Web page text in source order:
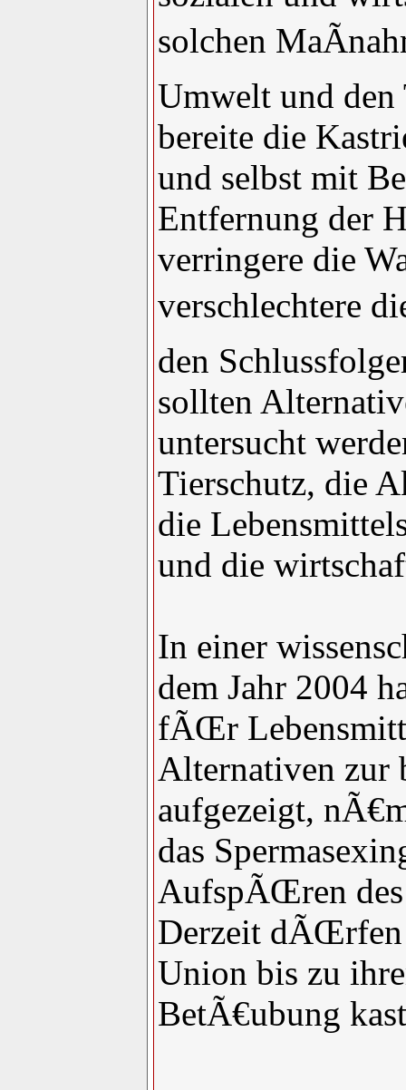
solchen
Umwelt und
bereite die
und selbst mit
Entfernung der
verringere die
verschlechtere
den
sollten
untersucht
Tierschutz, die
die
und die
In einer
dem Jahr 2004
fÃŒr
Alternativen zur
aufgezeigt,
das
AufspÃŒren des
Derzeit dÃŒrfen
Union bis zu
BetÃ€ubung